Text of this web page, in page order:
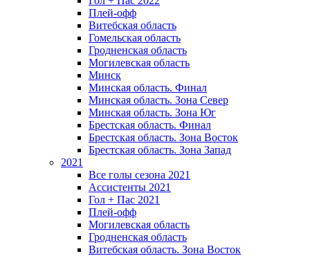
Плей-офф
Витебская область
Гомельская область
Гродненская область
Могилевская область
Минск
Mинская область. Финал
Минская область. Зона Север
Минская область. Зона Юг
Брестская область. Финал
Брестская область. Зона Восток
Брестская область. Зона Запад
2021
Все голы сезона 2021
Ассистенты 2021
Гол + Пас 2021
Плей-офф
Могилевская область
Гродненская область
Витебская область. Зона Восток